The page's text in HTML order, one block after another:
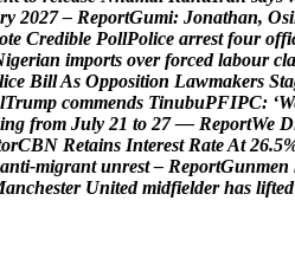
ry 2027 – ReportGumi: Jonathan, Osi
ote Credible PollPolice arrest four offi
igerian imports over forced labour cla
lice BillAs Opposition Lawmakers Sta
lTrump commends TinubuPFIPC: ‘W
ing from July 21 to 27 — ReportWe D
orCBN Retains Interest RateAt 26.5
anti-migrant unrest – ReportGunmen
anchester United midfielder has lifted